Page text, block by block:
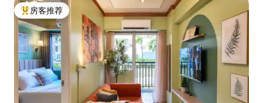
热门「房客推荐」
房客推荐